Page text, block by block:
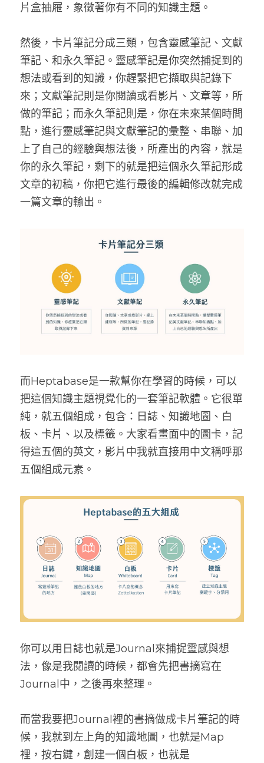
片盒抽屜，象徵著你有不同的知識主題。
然後，卡片筆記分成三類，包含靈感筆記、文獻
筆記、和永久筆記。靈感筆記是你突然捕捉到的
想法或看到的知識，你趕緊把它擷取與記錄下
來；文獻筆記則是你閱讀或看影片、文章等，所
做的筆記；而永久筆記則是，你在未來某個時間
點，進行靈感筆記與文獻筆記的彙整、串聯、加
上了自己的經驗與想法後，所產出的內容，就是
你的永久筆記，剩下的就是把這個永久筆記形成
文章的初稿，你把它進行最後的編輯修改就完成
一篇文章的輸出。
而Heptabase是一款幫你在學習的時候，可以
把這個知識主題視覺化的一套筆記軟體。它很單
純，就五個組成，包含：日誌、知識地圖、白
板、卡片、以及標籤。大家看畫面中的圖卡，記
得這五個的英文，影片中我就直接用中文稱呼那
五個組成元素。
你可以用日誌也就是Journal來捕捉靈感與想
法，像是我閱讀的時候，都會先把書摘寫在
Journal中，之後再來整理。
而當我要把Journal裡的書摘做成卡片筆記的時
候，我就到左上角的知識地圖，也就是Map
裡，按右鍵，創建一個白板，也就是